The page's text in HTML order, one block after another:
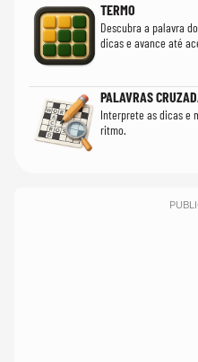
TERMO
Descubra a palavra
dicas e avance até
PALAVRAS
Interprete as dicas e
ritmo.